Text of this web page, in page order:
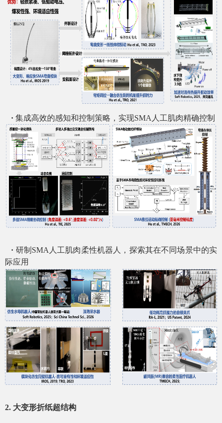
· 集成高效的感知和控制策略，实现SMA 人工肌肉精确控制
· 研制 SMA 人工肌肉柔性机器人，探索其在不同场景中的实
际应用
2. 大变形折纸超结构